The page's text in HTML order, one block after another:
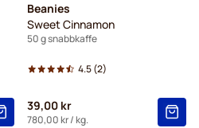
Beanies
Sweet Cinnamon
50 g snabbkaffe
4.5(2)
39,00 kr
780,00 kr/ kg.